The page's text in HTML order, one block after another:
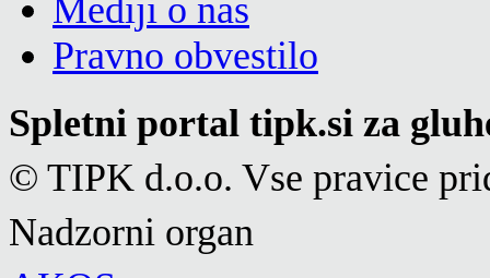
Mediji o nas
Pravno obvestilo
Spletni portal tipk.si za
© TIPK d.o.o. Vse pravice
Nadzorni organ